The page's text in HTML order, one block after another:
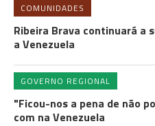
COMUNIDADES
Ribeira Brava continuará a
a Venezuela
GOVERNO REGIONAL
"Ficou-nos a pena de não
com na Venezuela